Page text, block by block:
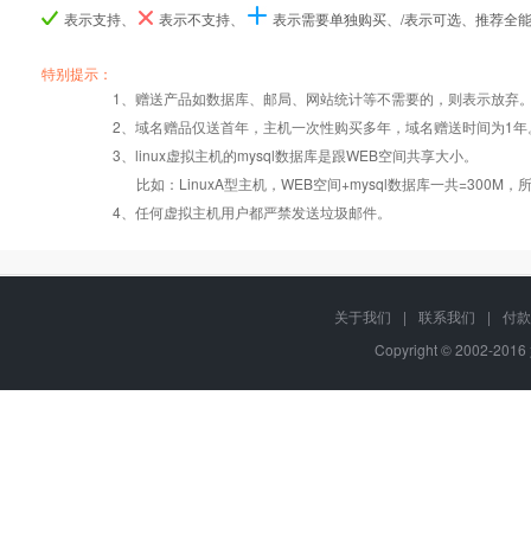
Windows2008/
Linux
Windows2008/
Linux
Windows2008/
Linux
错误页面定义
数据定期备份
数据自助恢复
表示支持、 表示不支持、 表示需要单独购买、/表示可选、推荐全
特别提示：
1、赠送产品如数据库、邮局、网站统计等不需要的，则表示放弃
2、域名赠品仅送首年，主机一次性购买多年，域名赠送时间为1年
3、linux虚拟主机的mysql数据库是跟WEB空间共享大小。
比如：LinuxA型主机，WEB空间+mysql数据库一共=300M，
4、任何虚拟主机用户都严禁发送垃圾邮件。
关于我们 | 联系我们 |
付
Copyright © 2002-